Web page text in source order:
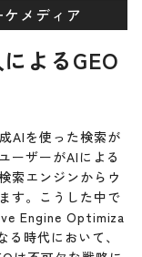
メディア
よるGEO
AIを使った検索が
ーザーがAIによる
索エンジンからウ
す。こうした中で
Engine Optimiza
時代において、